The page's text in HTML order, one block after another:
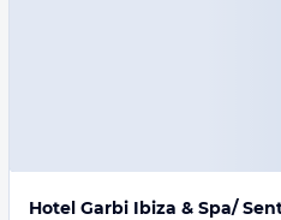
Hotel Garbi Ibiza & Spa/